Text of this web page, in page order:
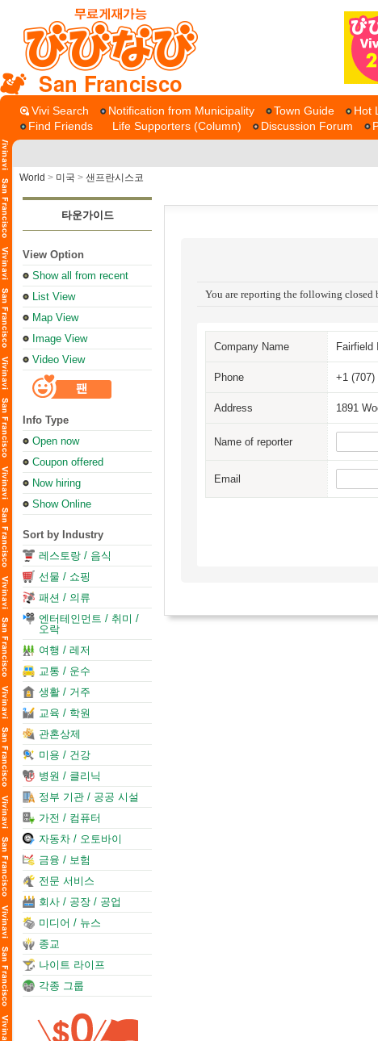
San Francisco
Vivi Search Notification from Municipality Town Guide Hot
Find Friends
Life Supporters (Column) Discussion Forum
World > 미국 > 샌프란시스코
타운가이드
View Option
Show all from recent
List View
Map View
Image View
Video View
Info Type
Open now
Coupon offered
Now hiring
Show Online
Sort by Industry
레스토랑 / 음식
선물 / 쇼핑
패션 / 의류
엔터테인먼트 / 취미 /
오락
여행 / 레저
교통 / 운수
생활 / 거주
교육 / 학원
관혼상제
미용 / 건강
병원 / 클리닉
정부 기관 / 공공 시설
가전 / 컴퓨터
자동차 / 오토바이
금융 / 보험
전문 서비스
회사 / 공장 / 공업
미디어 / 뉴스
종교
나이트 라이프
각종 그룹
You are reporting the following closed
Company Name Fairfield
Phone +1 (707)
Address 1891
Name of reporter
Email